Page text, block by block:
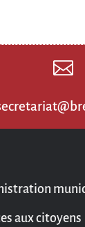

aux citoyens